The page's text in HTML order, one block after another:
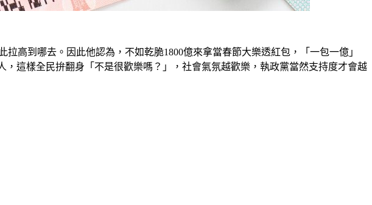
高到哪去。因此他認為，不如乾脆1800億來拿當春節大樂透紅包，「一包一億」
這樣全民拚翻身「不是很歡樂嗎？」，社會氣氛越歡樂，執政黨當然支持度才會越